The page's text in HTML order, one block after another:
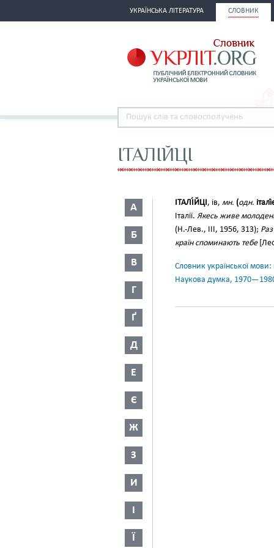
УКРАЇНСЬКА ЛІТЕРАТУРА СЛОВНИК
ІТАЛІЙЦІ
А
Б
В
Г
Ґ
Д
Е
Є
Ж
З
И
І
Ї
ІТАЛІ́ЙЦІ, ів, мн. (одн.
Італії. Якесь живе
(Н.-Лев., III, 1956, 313);
країн споминають тебе
Словник української
Наукова думка,